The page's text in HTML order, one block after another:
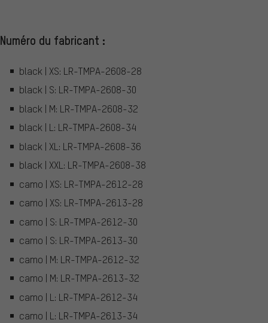
Numéro du fabricant :
black | XS: LR-TMPA-2608-28
black | S: LR-TMPA-2608-30
black | M: LR-TMPA-2608-32
black | L: LR-TMPA-2608-34
black | XL: LR-TMPA-2608-36
black | XXL: LR-TMPA-2608-38
camo | XS: LR-TMPA-2612-28
camo | XS: LR-TMPA-2613-28
camo | S: LR-TMPA-2612-30
camo | S: LR-TMPA-2613-30
camo | M: LR-TMPA-2612-32
camo | M: LR-TMPA-2613-32
camo | L: LR-TMPA-2612-34
camo | L: LR-TMPA-2613-34